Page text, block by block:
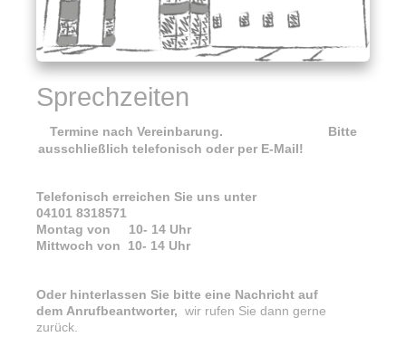
Sprechzeiten
Termine nach Vereinbarung. Bitte
ausschließlich telefonisch oder per E-Mail!
Telefonisch erreichen Sie uns unter
04101 8318571
Montag von 10- 14 Uhr
Mittwoch von 10- 14 Uhr
Oder hinterlassen Sie bitte eine Nachricht auf
dem Anrufbeantworter, wir rufen Sie dann gerne
zurück.